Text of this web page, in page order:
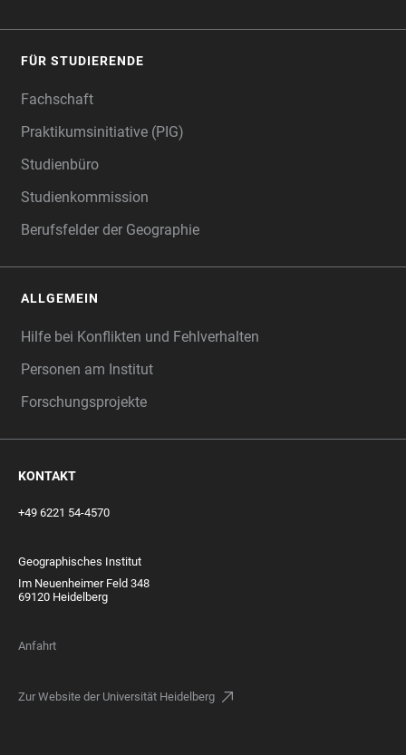
FÜR STUDIERENDE
Fachschaft
Praktikumsinitiative (PIG)
Studienbüro
Studienkommission
Berufsfelder der Geographie
ALLGEMEIN
Hilfe bei Konflikten und Fehlverhalten
Personen am Institut
Forschungsprojekte
KONTAKT
+49 6221 54-4570
Geographisches Institut
Im Neuenheimer Feld 348
69120 Heidelberg
Anfahrt
Zur Website der Universität Heidelberg